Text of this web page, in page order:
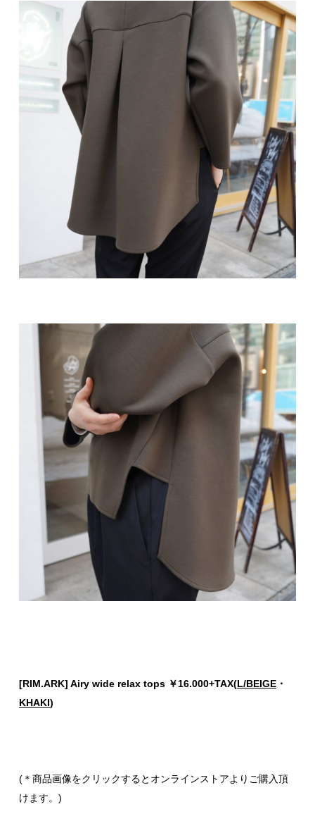
[RIM.ARK] Airy wide relax tops ￥16.000+TAX(L/BEIGE ・
KHAKI)
(＊商品画像をクリックするとオンラインストアよりご購入頂
けます。)